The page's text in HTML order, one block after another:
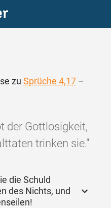
zu Sprüche 4,17 –
der Gottlosigkeit,
trinken sie."
die Schuld
des Nichts, und